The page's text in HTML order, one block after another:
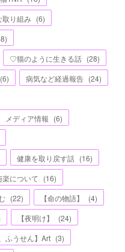
取り組み (6)
)
♡猫のように生きる話 (28)
(6) 病気など経過報告 (24)
メディア情報 (6)
健康を取り戻す話 (16)
楽について (16)
(22) 【命の物語】 (4)
【夜明け】 (24)
ふうせん】Art (3)